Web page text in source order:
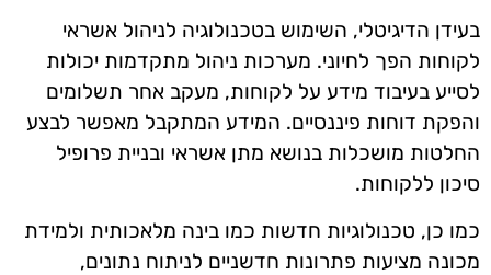
בעידן הדיגיטלי, השימוש בטכנולוגיה לניהול אשראי
לקוחות הפך לחיוני. מערכות ניהול מתקדמות יכולות
לסייע בעיבוד מידע על לקוחות, מעקב אחר תשלומים
והפקת דוחות פיננסיים. המידע המתקבל מאפשר לבצע
החלטות מושכלות בנושא מתן אשראי ובניית פרופיל
סיכון ללקוחות.
כמו כן, טכנולוגיות חדשות כמו בינה מלאכותית ולמידת
מכונה מציעות פתרונות חדשניים לניתוח נתונים,